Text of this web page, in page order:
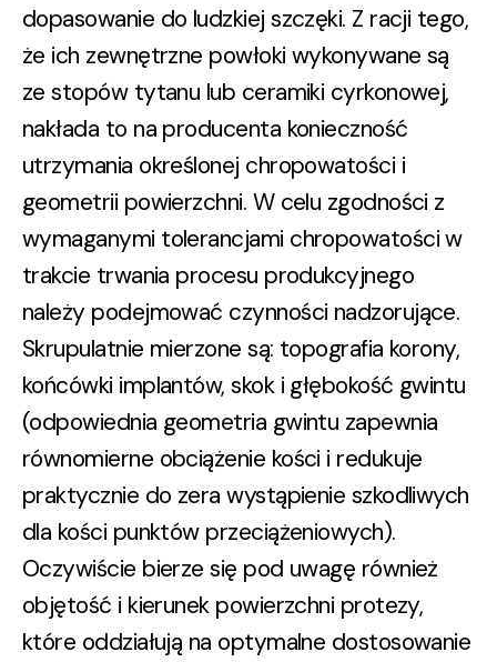
dopasowanie do ludzkiej szczęki. Z racji tego,
że ich zewnętrzne powłoki wykonywane są
ze stopów tytanu lub ceramiki cyrkonowej,
nakłada to na producenta konieczność
utrzymania określonej chropowatości i
geometrii powierzchni. W celu zgodności z
wymaganymi tolerancjami chropowatości w
trakcie trwania procesu produkcyjnego
należy podejmować czynności nadzorujące.
Skrupulatnie mierzone są: topografia korony,
końcówki implantów, skok i głębokość gwintu
(odpowiednia geometria gwintu zapewnia
równomierne obciążenie kości i redukuje
praktycznie do zera wystąpienie szkodliwych
dla kości punktów przeciążeniowych).
Oczywiście bierze się pod uwagę również
objętość i kierunek powierzchni protezy,
które oddziałują na optymalne dostosowanie